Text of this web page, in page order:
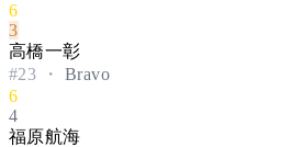
6
3
高橋一彰
#23 ・ Bravo
6
4
福原航海